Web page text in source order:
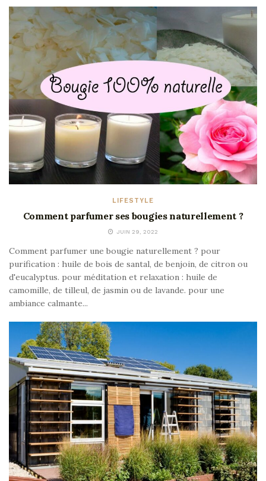
LIFESTYLE
Comment parfumer ses bougies naturellement ?
JUIN 29, 2022
Comment parfumer une bougie naturellement ? pour
purification : huile de bois de santal, de benjoin, de citron ou
d'eucalyptus. pour méditation et relaxation : huile de
camomille, de tilleul, de jasmin ou de lavande. pour une
ambiance calmante...